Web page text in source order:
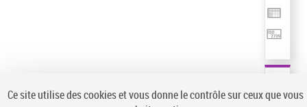
Ce site utilise des cookies et vous donne le contrôle sur ceux que vous